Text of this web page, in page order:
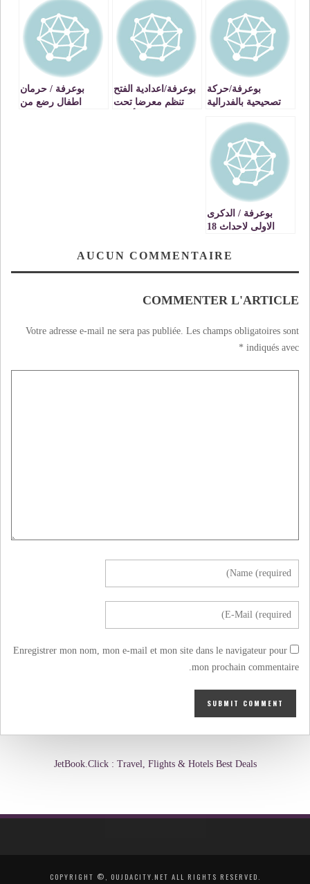
بوعرفة/حركة
تصحيحية بالفدرالية
بوعرفة/اعدادية الفتح
تنظم معرضا تحت
بوعرفة / حرمان
اطفال رضع من
بوعرفة / الدكرى
الاولى لاحداث 18
AUCUN COMMENTAIRE
COMMENTER L'ARTICLE
Votre adresse e-mail ne sera pas publiée. Les champs obligatoires sont
indiqués avec
*
Enregistrer mon nom, mon e-mail et mon site dans le navigateur pour
mon prochain commentaire.
JetBook.Click : Travel, Flights & Hotels Best Deals
COPYRIGHT ©, OUJDACITY.NET ALL RIGHTS RESERVED.